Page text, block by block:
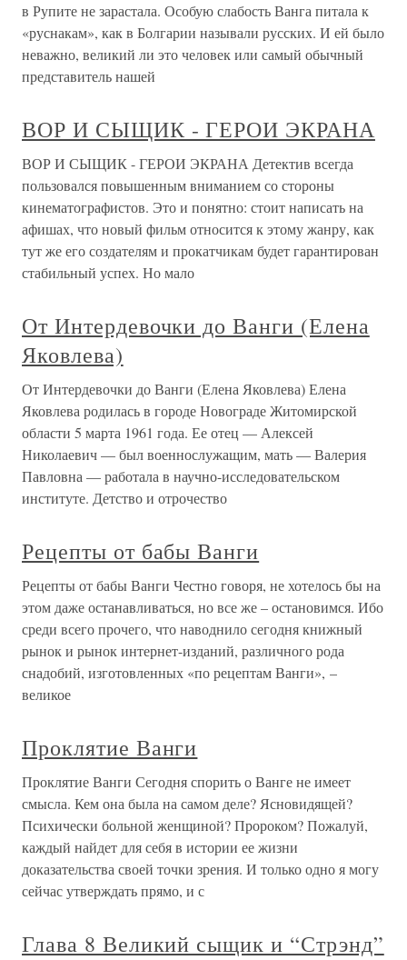
в Рупите не зарастала. Особую слабость Ванга питала к
«руснакам», как в Болгарии называли русских. И ей было
неважно, великий ли это человек или самый обычный
представитель нашей
ВОР И СЫЩИК - ГЕРОИ ЭКРАНА
ВОР И СЫЩИК - ГЕРОИ ЭКРАНА Детектив всегда
пользовался повышенным вниманием со стороны
кинематографистов. Это и понятно: стоит написать на
афишах, что новый фильм относится к этому жанру, как
тут же его создателям и прокатчикам будет гарантирован
стабильный успех. Но мало
От Интердевочки до Ванги (Елена
Яковлева)
От Интердевочки до Ванги (Елена Яковлева) Елена
Яковлева родилась в городе Новограде Житомирской
области 5 марта 1961 года. Ее отец — Алексей
Николаевич — был военнослужащим, мать — Валерия
Павловна — работала в научно-исследовательском
институте. Детство и отрочество
Рецепты от бабы Ванги
Рецепты от бабы Ванги Честно говоря, не хотелось бы на
этом даже останавливаться, но все же – остановимся. Ибо
среди всего прочего, что наводнило сегодня книжный
рынок и рынок интернет-изданий, различного рода
снадобий, изготовленных «по рецептам Ванги», –
великое
Проклятие Ванги
Проклятие Ванги Сегодня спорить о Ванге не имеет
смысла. Кем она была на самом деле? Ясновидящей?
Психически больной женщиной? Пророком? Пожалуй,
каждый найдет для себя в истории ее жизни
доказательства своей точки зрения. И только одно я могу
сейчас утверждать прямо, и с
Глава 8 Великий сыщик и “Стрэнд”